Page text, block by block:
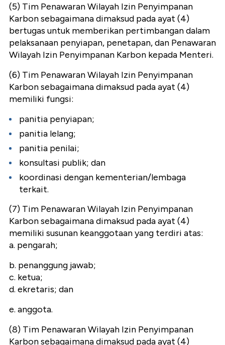
(5) Tim Penawaran Wilayah Izin Penyimpanan
Karbon sebagaimana dimaksud pada ayat (4)
bertugas untuk memberikan pertimbangan dalam
pelaksanaan penyiapan, penetapan, dan Penawaran
Wilayah Izin Penyimpanan Karbon kepada Menteri.
(6) Tim Penawaran Wilayah Izin Penyimpanan
Karbon sebagaimana dimaksud pada ayat (4)
memiliki fungsi:
panitia penyiapan;
panitia lelang;
panitia penilai;
konsultasi publik; dan
koordinasi dengan kementerian/lembaga
terkait.
(7) Tim Penawaran Wilayah Izin Penyimpanan
Karbon sebagaimana dimaksud pada ayat (4)
memiliki susunan keanggotaan yang terdiri atas:
a. pengarah;
b. penanggung jawab;
c. ketua;
d. ekretaris; dan
e. anggota.
(8) Tim Penawaran Wilayah Izin Penyimpanan
Karbon sebagaimana dimaksud pada ayat (4)